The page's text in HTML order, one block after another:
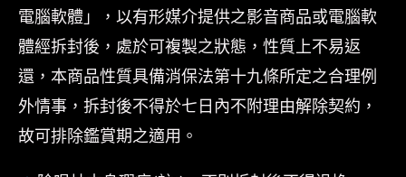
電腦軟體」，以有形媒介提供之影音商品或電腦軟
體經拆封後，處於可複製之狀態，性質上不易返
還，本商品性質具備消保法第十九條所定之合理例
外情事，拆封後不得於七日內不附理由解除契約，
故可排除鑑賞期之適用。